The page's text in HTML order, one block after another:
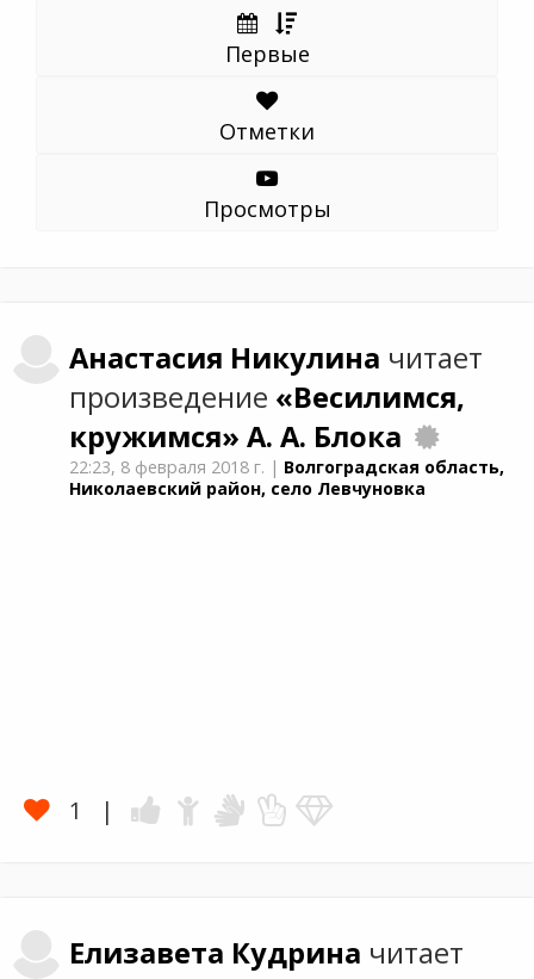
Первые
Отметки
Просмотры
Анастасия Никулина читает
произведение «Весилимся,
кружимся»А. А. Блока
22:23, 8 февраля 2018 г. | Волгоградская область,
Николаевский район, село Левчуновка
1
Елизавета Кудрина читает